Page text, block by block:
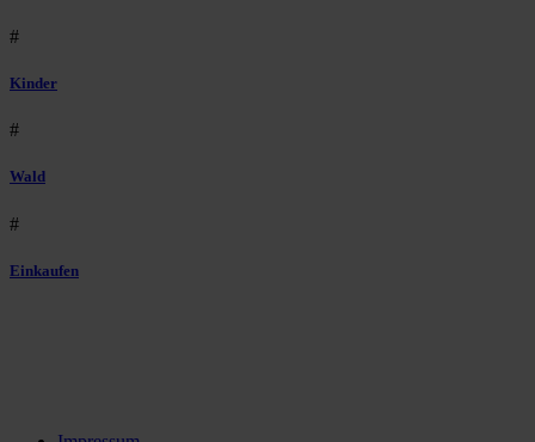
#
Kinder
#
Wald
#
Einkaufen